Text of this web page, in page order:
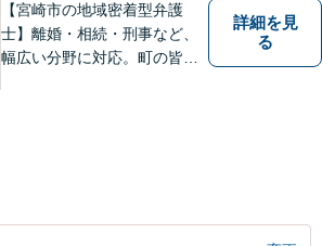
【宮崎市の地域密着型弁護
士】離婚・相続・刑事など、
幅広い分野に対応。町の皆様
詳細を見
る